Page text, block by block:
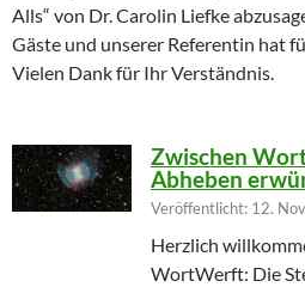
Alls“ von Dr. Carolin Liefke
Gäste und unserer Referentin hat
Vielen Dank für Ihr Verständnis.
Zwischen
Abheben
Veröffentlicht: 12.
Herzlich
WortWerft: Die